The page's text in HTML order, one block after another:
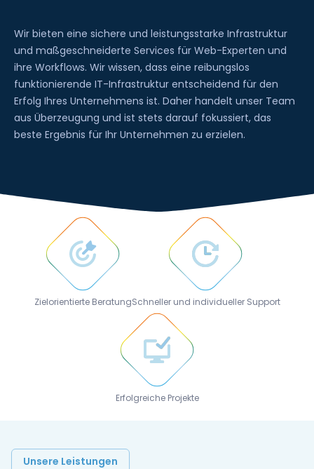
Wir bieten eine sichere und leistungsstarke Infrastruktur
und maßgeschneiderte Services für Web-Experten und
ihre Workflows. Wir wissen, dass eine reibungslos
funktionierende IT-Infrastruktur entscheidend für den
Erfolg Ihres Unternehmens ist. Daher handelt unser Team
aus Überzeugung und ist stets darauf fokussiert, das
beste Ergebnis für Ihr Unternehmen zu erzielen.
Zielorientierte BeratungSchneller und individueller Support
Erfolgreiche Projekte
Unsere Leistungen